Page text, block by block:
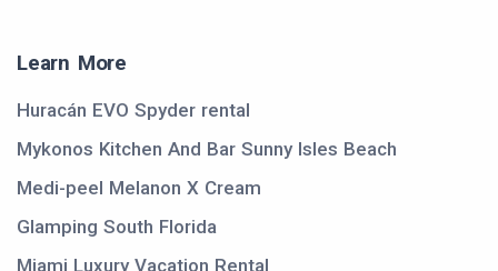
Learn More
Huracán EVO Spyder rental
Mykonos Kitchen And Bar Sunny Isles Beach
Medi-peel Melanon X Cream
Glamping South Florida
Miami Luxury Vacation Rental